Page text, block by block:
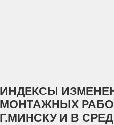
ИНДЕКСЫ
МОНТАЖНЫХ
Г.МИНСКУ И В